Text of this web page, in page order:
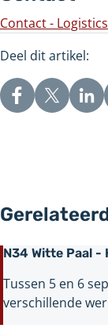
Contact - Logistics
Deel dit artikel:
N34 Witte Paal -
Tussen 5 en 6
verschillende